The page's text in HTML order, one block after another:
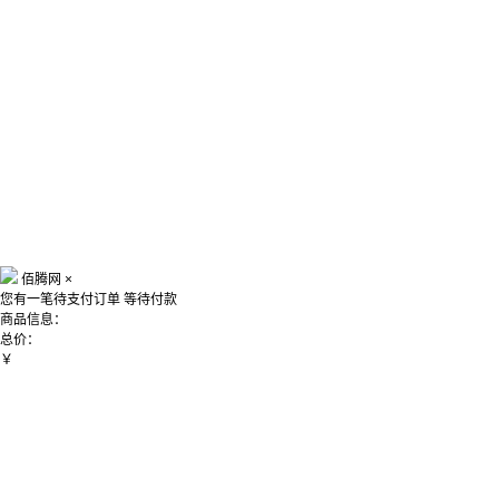
佰腾网 ×
您有一笔待支付订单 等待付款
商品信息：
总价：
￥